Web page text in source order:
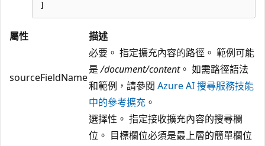
屬性 描述
sourceFieldName
必要。 指定擴充內容的路徑。 範例可能
是/document/content。 如需路徑語法
和範例，請參閱 Azure AI 搜尋服務技能
中的參考擴充 。
選擇性。 指定接收擴充內容的搜尋欄
位。 目標欄位必須是最上層的簡單欄位